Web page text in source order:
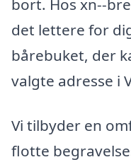
det lettere for
bårebuket, der
valgte adresse i
Vi tilbyder en
flotte